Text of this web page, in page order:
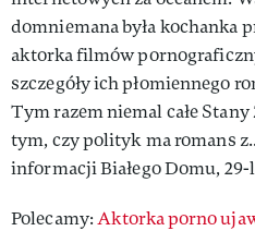
domniemana była kochanka
aktorka filmów
szczegóły ich płomiennego
Tym razem niemal całe
tym, czy polityk ma romans
informacji Białego Domu,
Polecamy:Aktorka porno